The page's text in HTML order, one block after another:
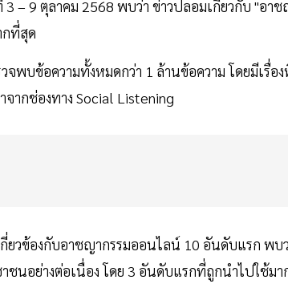
– 9 ตุลาคม 2568 พบว่า ข่าวปลอมเกี่ยวกับ "อา
กที่สุด
วจพบข้อความทั้งหมดกว่า 1 ล้านข้อความ โดยมีเรื่
ากช่องทาง Social Listening
ยวข้องกับอาชญากรรมออนไลน์ 10 อันดับแรก พ
นอย่างต่อเนื่อง โดย 3 อันดับแรกที่ถูกนำไปใช้มา